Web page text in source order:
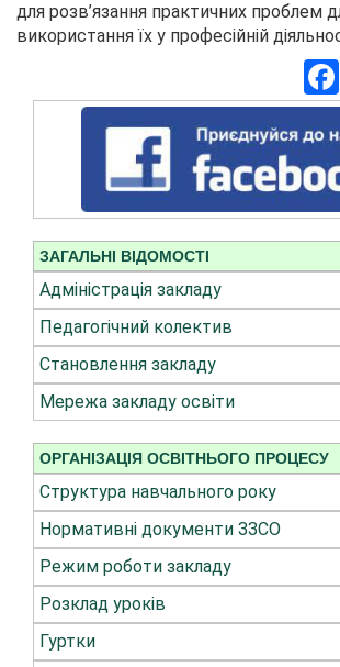
для розв’язання практичних проблем
використання їх у професійній
ЗАГАЛЬНІ ВІДОМОСТІ
Адміністрація закладу
Педагогічний колектив
Становлення закладу
Мережа закладу освіти
ОРГАНІЗАЦІЯ ОСВІТНЬОГО ПРОЦЕСУ
Структура навчального року
Нормативні документи ЗЗСО
Режим роботи закладу
Розклад уроків
Гуртки